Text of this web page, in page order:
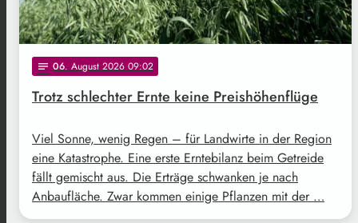
notes 06. August 2026 09:02
Trotz schlechter Ernte keine Preishöhenflüge
Viel Sonne, wenig Regen – für Landwirte in der Region
eine Katastrophe. Eine erste Erntebilanz beim Getreide
fällt gemischt aus. Die Erträge schwanken je nach
Anbaufläche. Zwar kommen einige Pflanzen mit der …